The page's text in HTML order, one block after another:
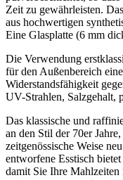
Zeit zu gewährleisten.
aus hochwertigen
Eine Glasplatte (6 mm
Die Verwendung
für den Außenbereich
Widerstandsfähigkeit
UV-Strahlen, Salzgehalt,
Das klassische und
an den Stil der 70er
zeitgenössische Weise
entworfene Esstisch
damit Sie Ihre